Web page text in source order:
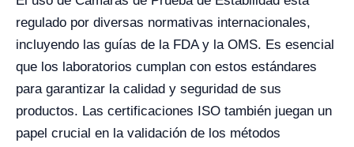
regulado por diversas normativas internacionales,
incluyendo las guías de la FDA y la OMS. Es esencial
que los laboratorios cumplan con estos estándares
para garantizar la calidad y seguridad de sus
productos. Las certificaciones ISO también juegan un
papel crucial en la validación de los métodos